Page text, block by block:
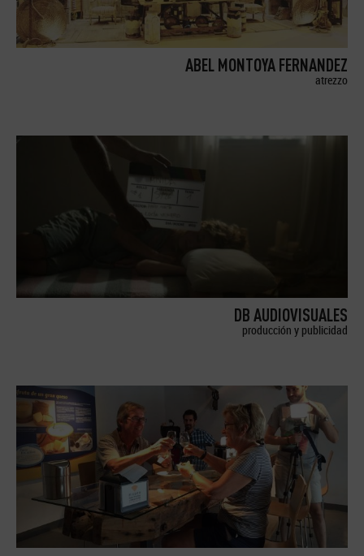
ABEL MONTOYA FERNANDEZ
atrezzo
DB AUDIOVISUALES
producción y publicidad